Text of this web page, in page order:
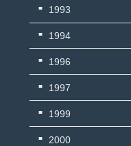
1993
1994
1996
1997
1999
2000